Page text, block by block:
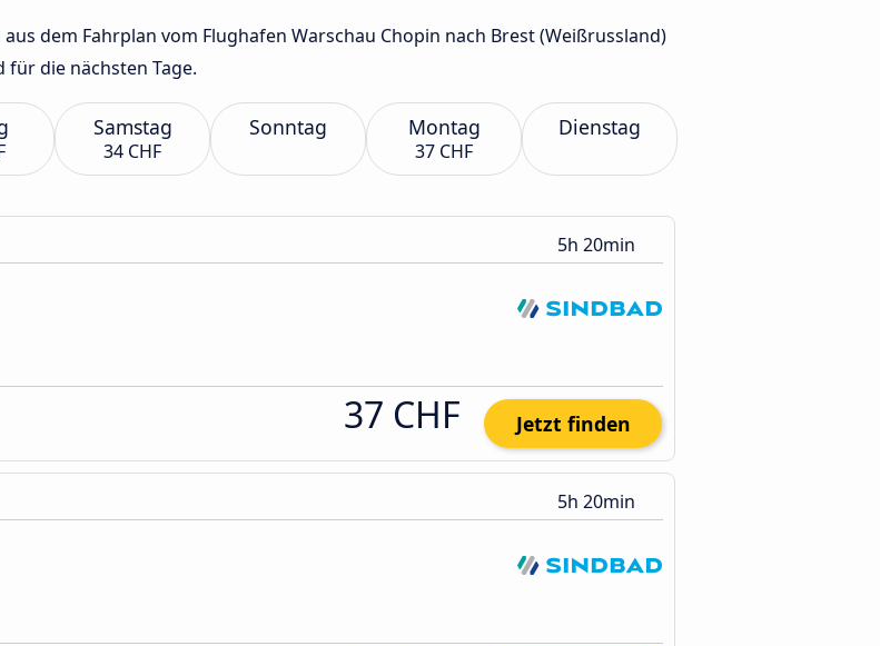
dem Fahrplan vom Flughafen Warschau Chopin nach Brest (Weißrussland)
die nächsten Tage.
Samstag
34 CHF
Sonntag Montag
37 CHF
Dienstag
5h 20min
37 CHF Jetzt finden
5h 20min